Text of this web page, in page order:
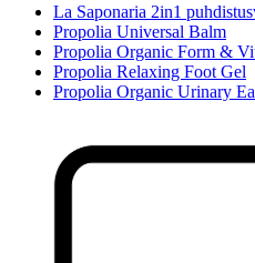
La Saponaria 2in1
Propolia Universal Balm
Propolia Organic Form &
Propolia Relaxing Foot Gel
Propolia Organic Urinary